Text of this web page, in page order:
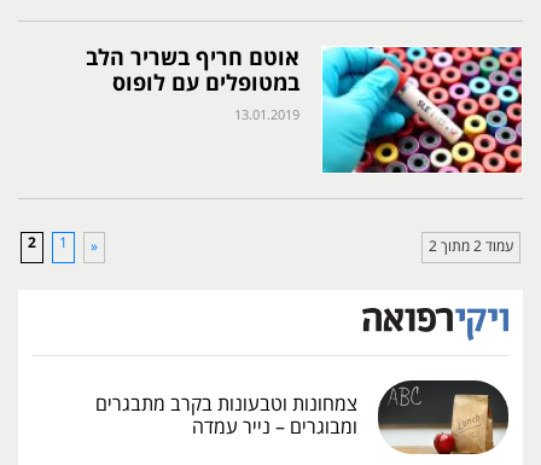
אוטם חריף בשריר הלב
במטופלים עם לופוס
13.01.2019
עמוד 2 מתוך 2 «
1
2
צמחונות וטבעונות בקרב מתבגרים
ומבוגרים – נייר עמדה